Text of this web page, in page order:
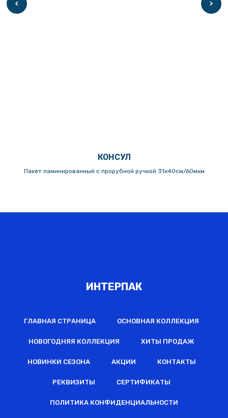
КОНСУЛ
Пакет ламинированный с прорубной ручкой 31х40см/60мкм
ИНТЕРПАК
ГЛАВНАЯ СТРАНИЦА ОСНОВНАЯ КОЛЛЕКЦИЯ
НОВОГОДНЯЯ КОЛЛЕКЦИЯ ХИТЫ ПРОДАЖ
НОВИНКИ СЕЗОНА АКЦИИ КОНТАКТЫ
РЕКВИЗИТЫ СЕРТИФИКАТЫ
ПОЛИТИКА КОНФИДЕНЦИАЛЬНОСТИ